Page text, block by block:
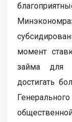
момент
займа для
достигать